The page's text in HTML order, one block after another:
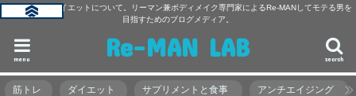
主に筋トレ・ダイエットについて。リーマン兼ボディメイク専門家によるRe-MANしてモテる男を
目指すためのブログメディア。
Re-MAN LAB search
menu
筋トレ ダイエット サプリメントと食事 アンチエイジング